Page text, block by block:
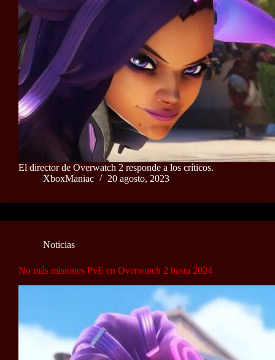
El director de Overwatch 2 responde a los críticos.
XboxManiac
20 agosto, 2023
Noticias
No más misiones PvE en Overwatch 2 hasta 2024